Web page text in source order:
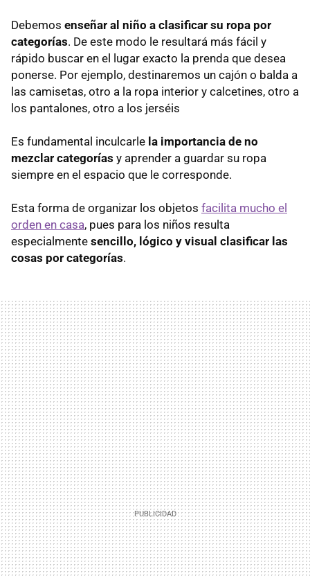
Debemos enseñar al niño a clasificar su ropa por
categorías. De este modo le resultará más fácil y
rápido buscar en el lugar exacto la prenda que desea
ponerse. Por ejemplo, destinaremos un cajón o balda a
las camisetas, otro a la ropa interior y calcetines, otro a
los pantalones, otro a los jerséis
Es fundamental inculcarle la importancia de no
mezclar categorías y aprender a guardar su ropa
siempre en el espacio que le corresponde.
Esta forma de organizar los objetos facilita mucho el
orden en casa, pues para los niños resulta
especialmente sencillo, lógico y visual clasificar las
cosas por categorías.